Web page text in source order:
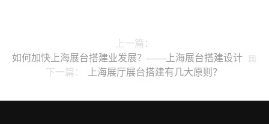
上一篇：
如何加快上海展台搭建业发展？——上海展台搭建设计
下一篇：
上海展厅展台搭建有几大原则？